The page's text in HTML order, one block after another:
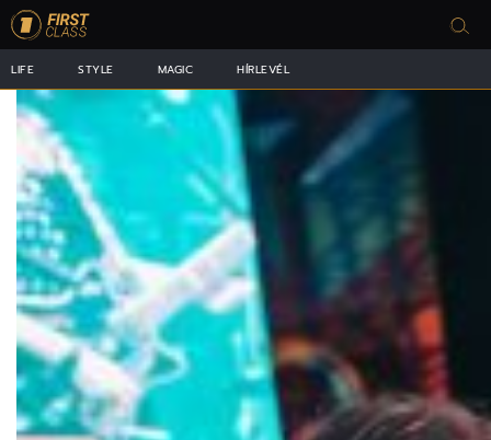
LIFE STYLE MAGIC HÍRLEVÉL